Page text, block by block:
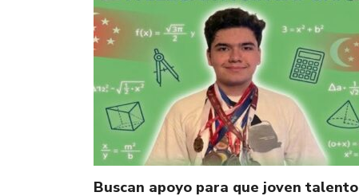
Buscan apoyo para que joven talento